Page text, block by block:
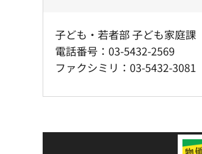
子ども・若者部 子ども家庭課
電話番号：03-5432-2569
ファクシミリ：03-5432-3081